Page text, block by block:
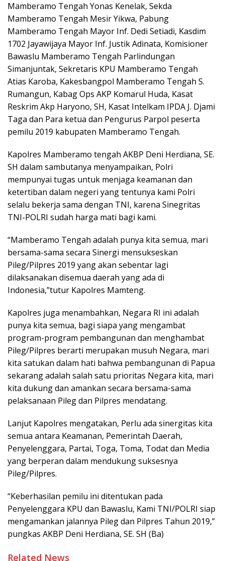
Mamberamo Tengah Yonas Kenelak, Sekda
Mamberamo Tengah Mesir Yikwa, Pabung
Mamberamo Tengah Mayor Inf. Dedi Setiadi, Kasdim
1702 Jayawijaya Mayor Inf. Justik Adinata, Komisioner
Bawaslu Mamberamo Tengah Parlindungan
Simanjuntak, Sekretaris KPU Mamberamo Tengah
Atias Karoba, Kakesbangpol Mamberamo Tengah S.
Rumangun, Kabag Ops AKP Komarul Huda, Kasat
Reskrim Akp Haryono, SH, Kasat Intelkam IPDA J. Djami
Taga dan Para ketua dan Pengurus Parpol peserta
pemilu 2019 kabupaten Mamberamo Tengah.
Kapolres Mamberamo tengah AKBP Deni Herdiana, SE.
SH dalam sambutanya menyampaikan, Polri
mempunyai tugas untuk menjaga keamanan dan
ketertiban dalam negeri yang tentunya kami Polri
selalu bekerja sama dengan TNI, karena Sinegritas
TNI-POLRI sudah harga mati bagi kami.
“Mamberamo Tengah adalah punya kita semua, mari
bersama-sama secara Sinergi mensukseskan
Pileg/Pilpres 2019 yang akan sebentar lagi
dilaksanakan disemua daerah yang ada di
Indonesia,”tutur Kapolres Mamteng.
Kapolres juga menambahkan, Negara RI ini adalah
punya kita semua, bagi siapa yang mengambat
program-program pembangunan dan menghambat
Pileg/Pilpres berarti merupakan musuh Negara, mari
kita satukan dalam hati bahwa pembangunan di Papua
sekarang adalah salah satu prioritas Negara kita, mari
kita dukung dan amankan secara bersama-sama
pelaksanaan Pileg dan Pilpres mendatang.
Lanjut Kapolres mengatakan, Perlu ada sinergitas kita
semua antara Keamanan, Pemerintah Daerah,
Penyelenggara, Partai, Toga, Toma, Todat dan Media
yang berperan dalam mendukung suksesnya
Pileg/Pilpres.
“Keberhasilan pemilu ini ditentukan pada
Penyelenggara KPU dan Bawaslu, Kami TNI/POLRI siap
mengamankan jalannya Pileg dan Pilpres Tahun 2019,”
pungkas AKBP Deni Herdiana, SE. SH (Ba)
Related News